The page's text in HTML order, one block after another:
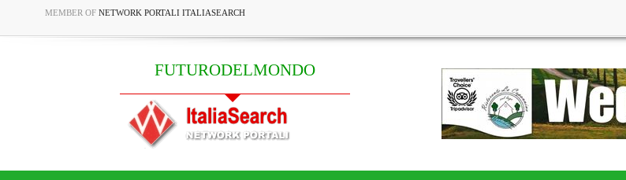
MEMBER OF NETWORK PORTALI ITALIASEARCH
FUTURODELMONDO